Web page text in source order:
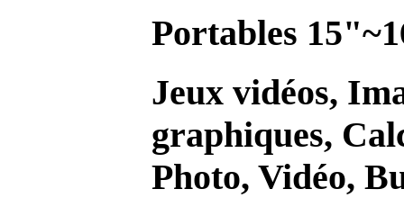
Portables
Jeux vidéos,
graphiques,
Photo, Vidéo,